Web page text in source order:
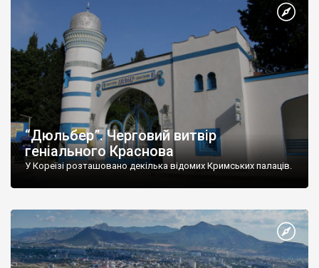
“Дюльбер”. Черговий витвір
геніального Краснова
У Кореїзі розташовано декілька відомих Кримських палаців.